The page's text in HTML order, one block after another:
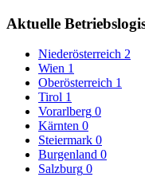
Aktuelle
Niederösterreich 2
Wien 1
Oberösterreich 1
Tirol 1
Vorarlberg 0
Kärnten 0
Steiermark 0
Burgenland 0
Salzburg 0